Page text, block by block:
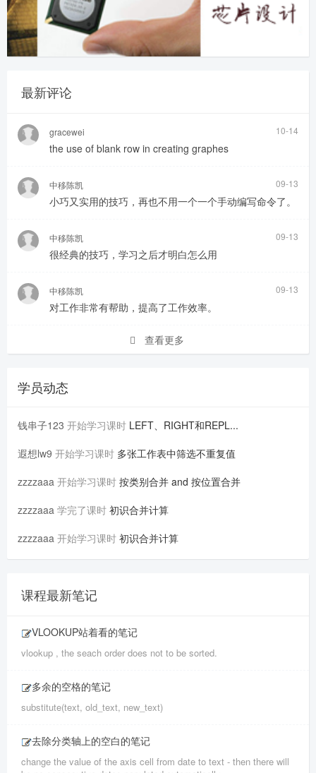
最新评论
gracewei 10-14
the use of blank row in creating graphes
中移陈凯 09-13
小巧又实用的技巧，再也不用一个一个手动编写命令了。
中移陈凯 09-13
很经典的技巧，学习之后才明白怎么用
中移陈凯 09-13
对工作非常有帮助，提高了工作效率。
查看更多
学员动态
钱串子123 开始学习课时 LEFT、RIGHT和REPL...
遐想lw9 开始学习课时 多张工作表中筛选不重复值
zzzzaaa 开始学习课时 按类别合并 and 按位置合并
zzzzaaa 学完了课时 初识合并计算
zzzzaaa 开始学习课时 初识合并计算
课程最新笔记
VLOOKUP站着看的笔记
vlookup , the seach order does not to be sorted.
多余的空格的笔记
substitute(text, old_text, new_text)
去除分类轴上的空白的笔记
change the value of the axis cell from date to text - then there will